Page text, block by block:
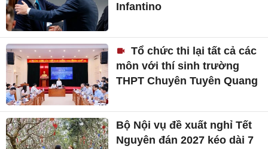
Infantino
Tổ chức thi lại tất cả các
môn với thí sinh trường
THPT Chuyên Tuyên Quang
Bộ Nội vụ đề xuất nghỉ Tết
Nguyên đán 2027 kéo dài 7